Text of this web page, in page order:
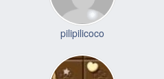
pilipilicoco